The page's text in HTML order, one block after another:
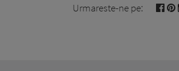
Urmareste-ne pe: